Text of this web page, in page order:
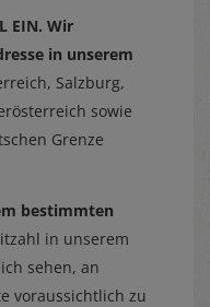
EIN. Wir
in unserem
Salzburg,
sowie
Grenze
bestimmten
in unserem
sehen, an
voraussichtlich zu